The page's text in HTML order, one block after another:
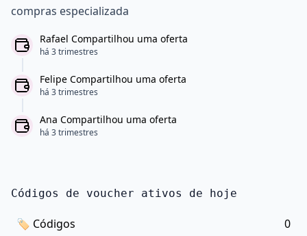
compras especializada
Rafael Compartilhou uma oferta
há 3 trimestres
Felipe Compartilhou uma oferta
há 3 trimestres
Ana Compartilhou uma oferta
há 3 trimestres
Códigos de voucher ativos de hoje
🏷 Códigos
0